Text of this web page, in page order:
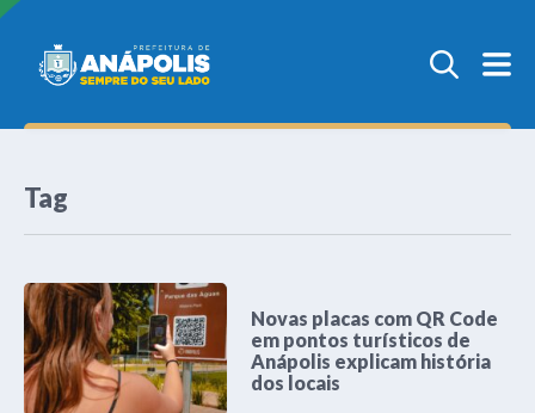
Tag
Novas placas com QR Code
em pontos turísticos de
Anápolis explicam história
dos locais